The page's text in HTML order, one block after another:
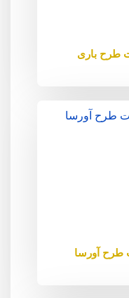
طرح باری
طرح آورسا